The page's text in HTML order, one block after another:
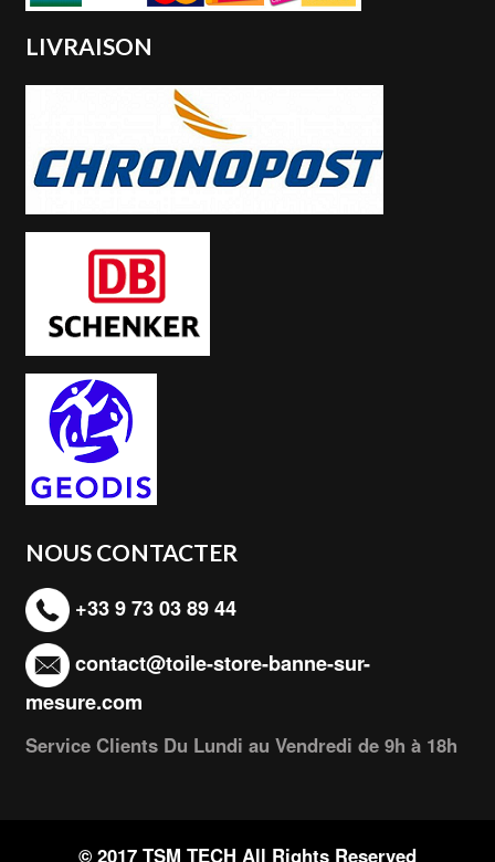
LIVRAISON
NOUS CONTACTER
+33 9 73 03 89 44
contact@toile-store-banne-sur-
mesure.com
Service Clients Du Lundi au Vendredi de 9h à 18h
© 2017 TSM TECH All Rights Reserved